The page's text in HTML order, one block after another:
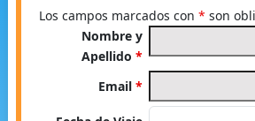
Los campos marcados con * son
Nombre y
Apellido*
Email*